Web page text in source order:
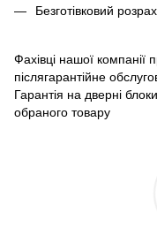
Безготівковий
Фахівці нашої компанії
післягарантійне
Гарантія на дверні
обраного товару